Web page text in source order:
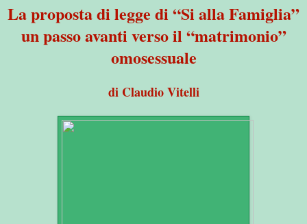
La proposta di legge di “Si alla Famiglia”
un passo avanti verso il “matrimonio”
omosessuale
di Claudio Vitelli